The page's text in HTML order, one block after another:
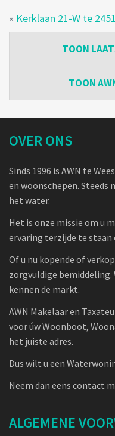
« Kerklaan 21-W te
TOON
TOON
OVER ONS
Sinds 1996 is AWN te
en woonschepen. Steeds
het water.
Het is onze missie om u
ervaring terzijde te staan
Of u nu kopende of
zorgvuldige bemiddeling.
kennen de markt.
AWN Makelaar en
voor úw Woonboot,
het juiste adres.
Dus wilt u een
Neem dan eens contact
ALGEMENE